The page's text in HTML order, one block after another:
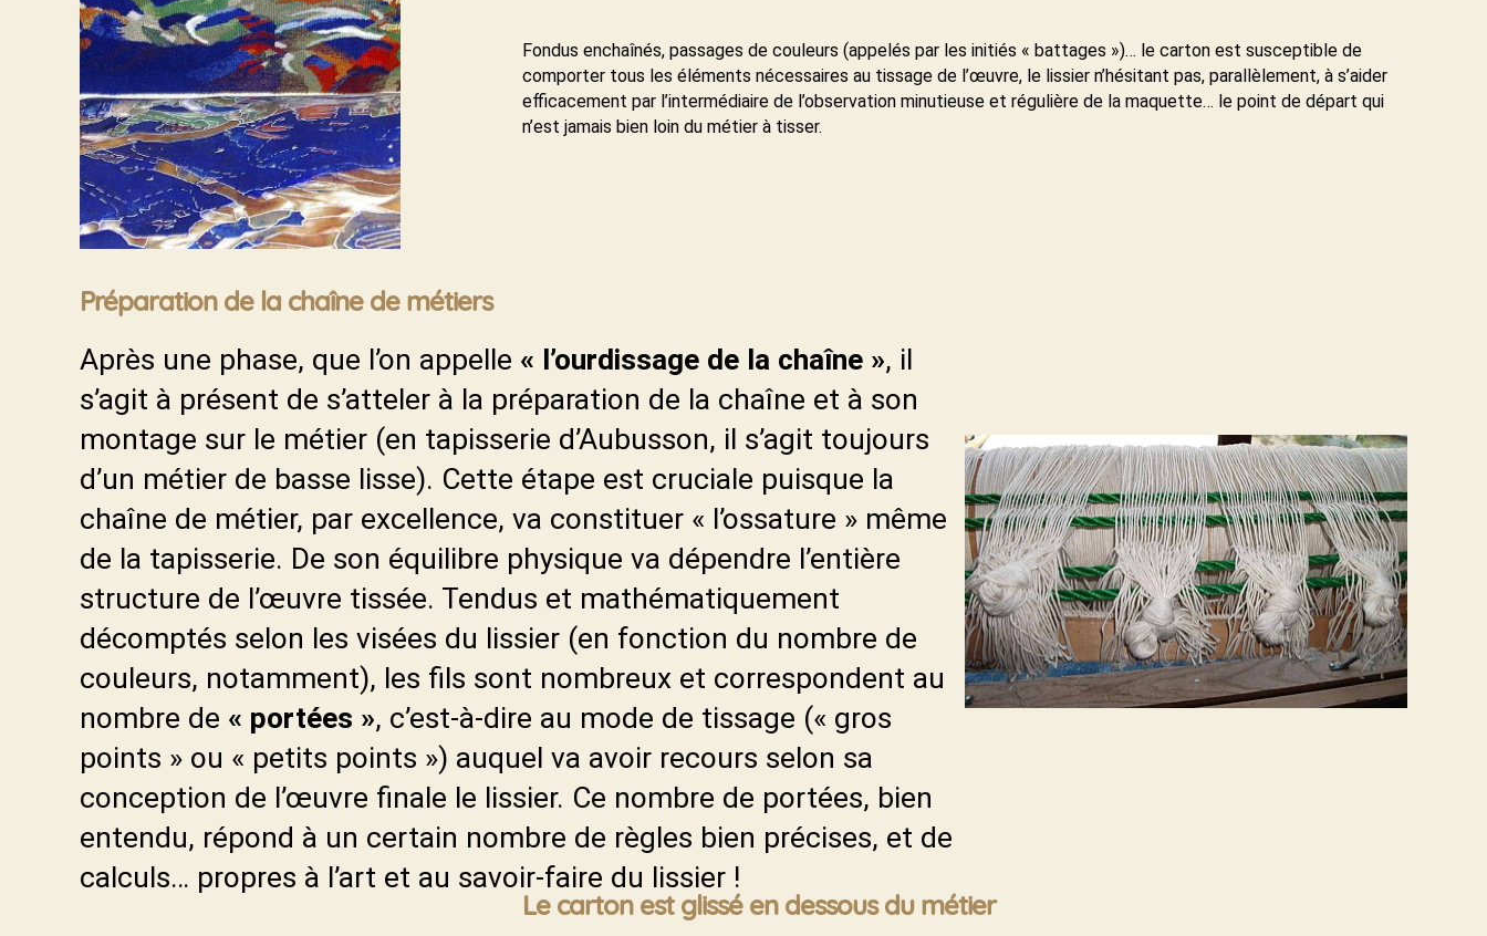
Fondus enchaînés, passages de couleurs (appelés par les initiés « battages »)… le carton est susceptible de
comporter tous les éléments nécessaires au tissage de l’œuvre, le lissier n’hésitant pas, parallèlement, à s’aider
efficacement par l’intermédiaire de l’observation minutieuse et régulière de la maquette… le point de départ qui
n’est jamais bien loin du métier à tisser.
Préparation de la chaîne de métiers
Après une phase, que l’on appelle « l’ourdissage de la chaîne », il
s’agit à présent de s’atteler à la préparation de la chaîne et à son
montage sur le métier (en tapisserie d’Aubusson, il s’agit toujours
d’un métier de basse lisse). Cette étape est cruciale puisque la
chaîne de métier, par excellence, va constituer « l’ossature » même
de la tapisserie. De son équilibre physique va dépendre l’entière
structure de l’œuvre tissée. Tendus et mathématiquement
décomptés selon les visées du lissier (en fonction du nombre de
couleurs, notamment), les fils sont nombreux et correspondent au
nombre de « portées », c’est-à-dire au mode de tissage (« gros
points » ou « petits points ») auquel va avoir recours selon sa
conception de l’œuvre finale le lissier. Ce nombre de portées, bien
entendu, répond à un certain nombre de règles bien précises, et de
calculs… propres à l’art et au savoir-faire du lissier !
Le carton est glissé en dessous du métier